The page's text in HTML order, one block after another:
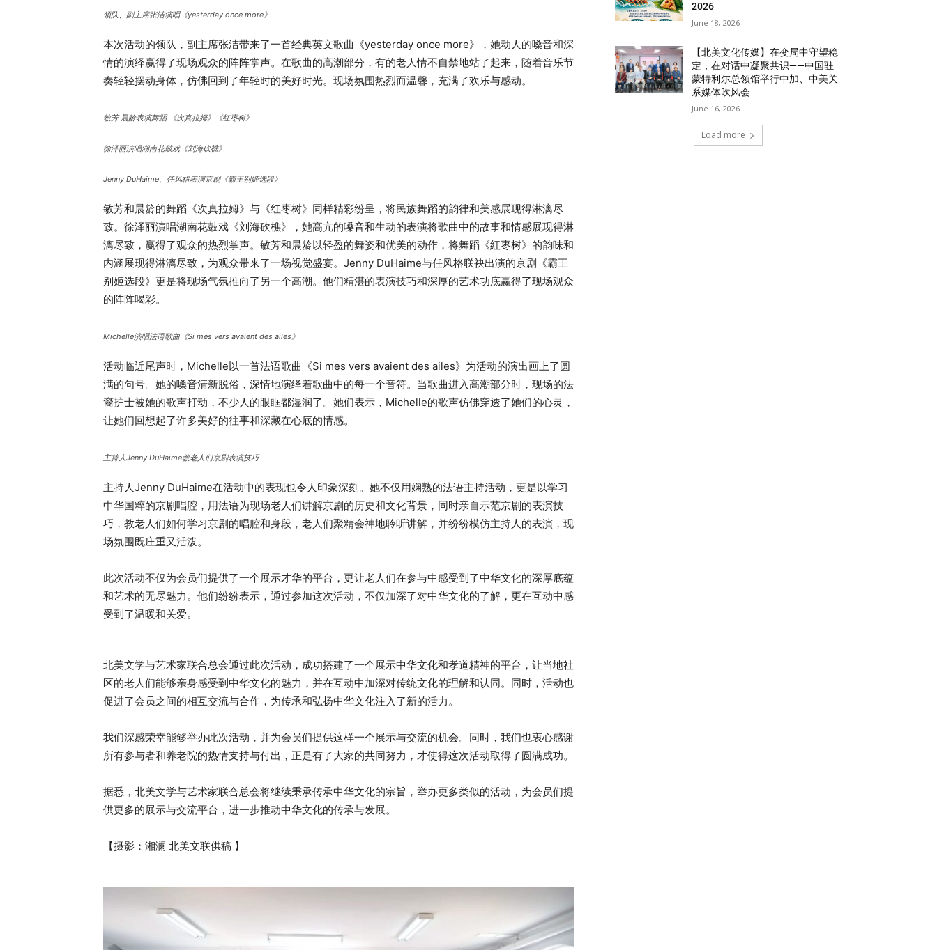
领队、副主席张洁演唱《yesterday once more》
本次活动的领队，副主席张洁带来了一首经典英文歌曲《yesterday once more》，她动人的嗓音和深
情的演绎赢得了现场观众的阵阵掌声。在歌曲的高潮部分，有的老人情不自禁地站了起来，随着音乐节
奏轻轻摆动身体，仿佛回到了年轻时的美好时光。现场氛围热烈而温馨，充满了欢乐与感动。
敏芳 晨龄表演舞蹈 《次真拉姆》《红枣树》
徐泽丽演唱湖南花鼓戏《刘海砍樵》
Jenny DuHaime、任风格表演京剧《霸王别姬选段》
敏芳和晨龄的舞蹈《次真拉姆》与《红枣树》同样精彩纷呈，将民族舞蹈的韵律和美感展现得淋漓尽
致。徐泽丽演唱湖南花鼓戏《刘海砍樵》，她高亢的嗓音和生动的表演将歌曲中的故事和情感展现得淋
漓尽致，赢得了观众的热烈掌声。敏芳和晨龄以轻盈的舞姿和优美的动作，将舞蹈《紅枣树》的韵味和
内涵展现得淋漓尽致，为观众带来了一场视觉盛宴。Jenny DuHaime与任风格联袂出演的京剧《霸王
别姬选段》更是将现场气氛推向了另一个高潮。他们精湛的表演技巧和深厚的艺术功底赢得了现场观众
的阵阵喝彩。
Michelle演唱法语歌曲《Si mes vers avaient des ailes》
活动临近尾声时，Michelle以一首法语歌曲《Si mes vers avaient des ailes》为活动的演出画上了圆
满的句号。她的嗓音清新脱俗，深情地演绎着歌曲中的每一个音符。当歌曲进入高潮部分时，现场的法
裔护士被她的歌声打动，不少人的眼眶都湿润了。她们表示，Michelle的歌声仿佛穿透了她们的心灵，
让她们回想起了许多美好的往事和深藏在心底的情感。
主持人Jenny DuHaime教老人们京剧表演技巧
主持人Jenny DuHaime在活动中的表现也令人印象深刻。她不仅用娴熟的法语主持活动，更是以学习
中华国粹的京剧唱腔，用法语为现场老人们讲解京剧的历史和文化背景，同时亲自示范京剧的表演技
巧，教老人们如何学习京剧的唱腔和身段，老人们聚精会神地聆听讲解，并纷纷模仿主持人的表演，现
场氛围既庄重又活泼。
此次活动不仅为会员们提供了一个展示才华的平台，更让老人们在参与中感受到了中华文化的深厚底蕴
和艺术的无尽魅力。他们纷纷表示，通过参加这次活动，不仅加深了对中华文化的了解，更在互动中感
受到了温暖和关爱。
北美文学与艺术家联合总会通过此次活动，成功搭建了一个展示中华文化和孝道精神的平台，让当地社
区的老人们能够亲身感受到中华文化的魅力，并在互动中加深对传统文化的理解和认同。同时，活动也
促进了会员之间的相互交流与合作，为传承和弘扬中华文化注入了新的活力。
我们深感荣幸能够举办此次活动，并为会员们提供这样一个展示与交流的机会。同时，我们也衷心感谢
所有参与者和养老院的热情支持与付出，正是有了大家的共同努力，才使得这次活动取得了圆满成功。
据悉，北美文学与艺术家联合总会将继续秉承传承中华文化的宗旨，举办更多类似的活动，为会员们提
供更多的展示与交流平台，进一步推动中华文化的传承与发展。
【摄影：湘澜 北美文联供稿 】
2026
June 18, 2026
【北美文化传媒】在变局中守望稳
定，在对话中凝聚共识——中国驻
蒙特利尔总领馆举行中加、中美关
系媒体吹风会
June 16, 2026
Load more